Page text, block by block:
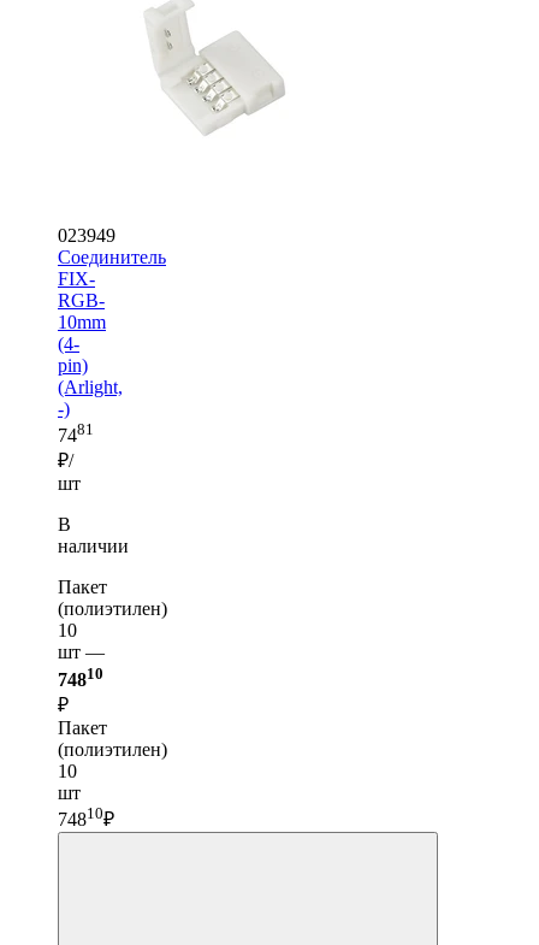
023949
Соединитель
FIX-
RGB-
10mm
(4-
pin)
(Arlight,
-)
7481
₽/
шт
В
наличии
Пакет
(полиэтилен)
10
шт —
74810
₽
Пакет
(полиэтилен)
10
шт
74810₽